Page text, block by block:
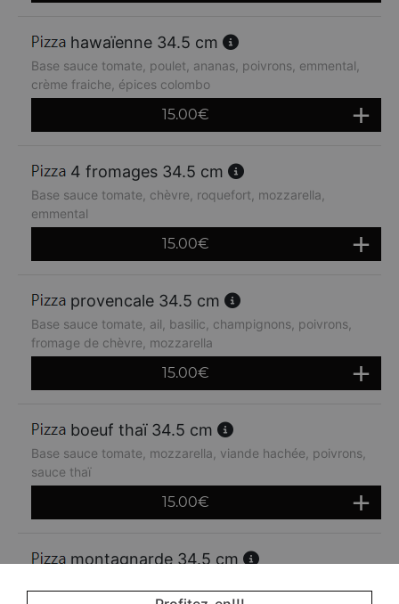
hawaïenne 34.5 cm
Base sauce tomate, poulet, ananas, poivrons, emmental,
crème fraiche, épices colombo
15.00€
4 fromages 34.5 cm
Base sauce tomate, chèvre, roquefort, mozzarella,
emmental
15.00€
provencale 34.5 cm
Base sauce tomate, ail, basilic, champignons, poivrons,
fromage de chèvre, mozzarella
15.00€
boeuf thaï 34.5 cm
Base sauce tomate, mozzarella, viande hachée, poivrons,
sauce thaï
15.00€
montagnarde 34.5 cm